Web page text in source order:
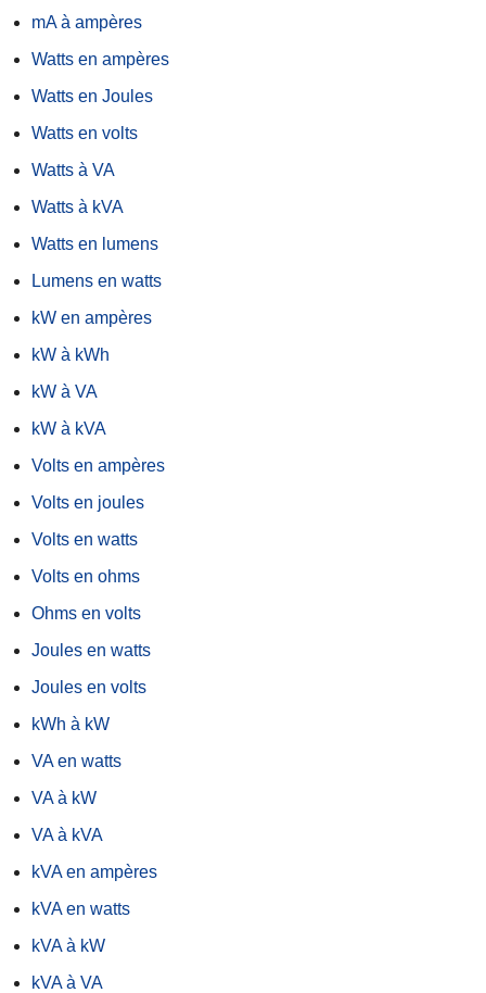
mA à ampères
Watts en ampères
Watts en Joules
Watts en volts
Watts à VA
Watts à kVA
Watts en lumens
Lumens en watts
kW en ampères
kW à kWh
kW à VA
kW à kVA
Volts en ampères
Volts en joules
Volts en watts
Volts en ohms
Ohms en volts
Joules en watts
Joules en volts
kWh à kW
VA en watts
VA à kW
VA à kVA
kVA en ampères
kVA en watts
kVA à kW
kVA à VA